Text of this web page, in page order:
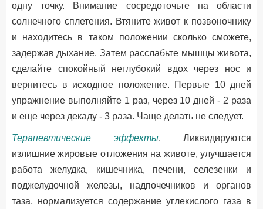
одну точку. Внимание сосредоточьте на области
солнечного сплетения. Втяните живот к позвоночнику
и находитесь в таком положении сколько сможете,
задержав дыхание. Затем расслабьте мышцы живота,
сделайте спокойный неглубокий вдох через нос и
вернитесь в исходное положение. Первые 10 дней
упражнение выполняйте 1 раз, через 10 дней - 2 раза
и еще через декаду - 3 раза. Чаще делать не следует.
Терапевтические эффекты. Ликвидируются
излишние жировые отложения на животе, улучшается
работа желудка, кишечника, печени, селезенки и
поджелудочной железы, надпочечников и органов
таза, нормализуется содержание углекислого газа в